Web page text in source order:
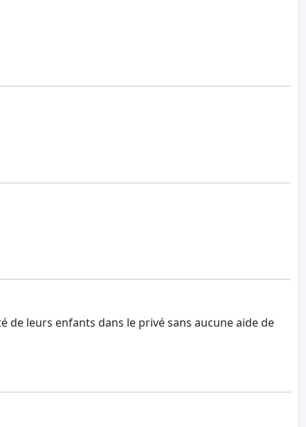
de leurs enfants dans le privé sans aucune aide de